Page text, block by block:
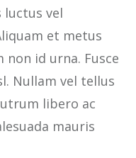
luctus vel
et metus
id urna. Fusce
Nullam vel tellus
libero ac
mauris